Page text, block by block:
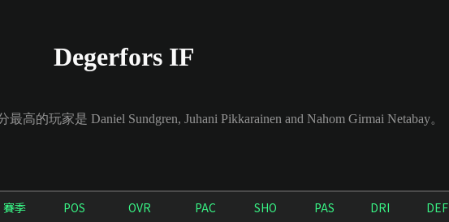
Degerfors IF
高的玩家是 Daniel Sundgren, Juhani Pikkarainen and Nahom Girmai Netabay。
賽季 POS OVR PAC SHO PAS DRI DEF